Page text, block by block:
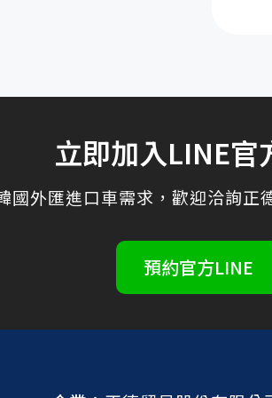
立即加入LINE官
國外匯進口車需求，歡迎洽詢正
預約官方LINE